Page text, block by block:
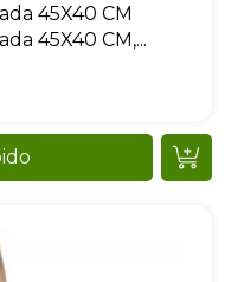
45X40 CM
45X40 CM,...